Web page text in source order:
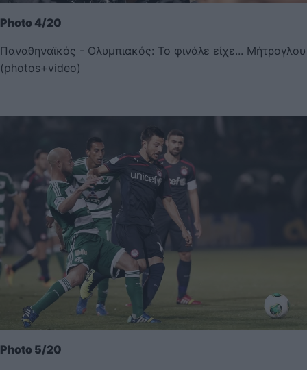
Photo 4/20
Παναθηναϊκός - Ολυμπιακός: Το φινάλε είχε... Μήτρογλου
(photos+video)
Photo 5/20